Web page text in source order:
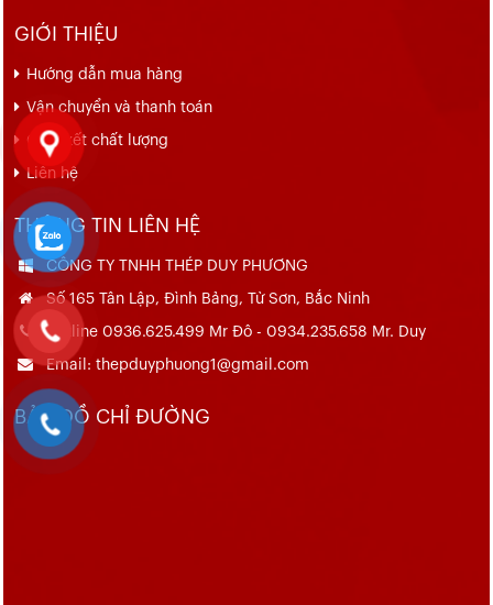
GIỚI THIỆU
Hướng dẫn mua hàng
Vận chuyển và thanh toán
Cam kết chất lượng
Liên hệ
THÔNG TIN LIÊN HỆ
CÔNG TY TNHH THÉP DUY PHƯƠNG
Số 165 Tân Lập, Đình Bảng, Từ Sơn, Bắc Ninh
Hotline 0936.625.499 Mr Đô - 0934.235.658 Mr. Duy
Email: thepduyphuong1@gmail.com
BẢN ĐỒ CHỈ ĐƯỜNG